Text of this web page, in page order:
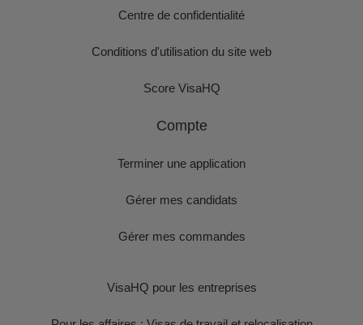
Centre de confidentialité
Conditions d'utilisation du site web
Score VisaHQ
Compte
Terminer une application
Gérer mes candidats
Gérer mes commandes
VisaHQ pour les entreprises